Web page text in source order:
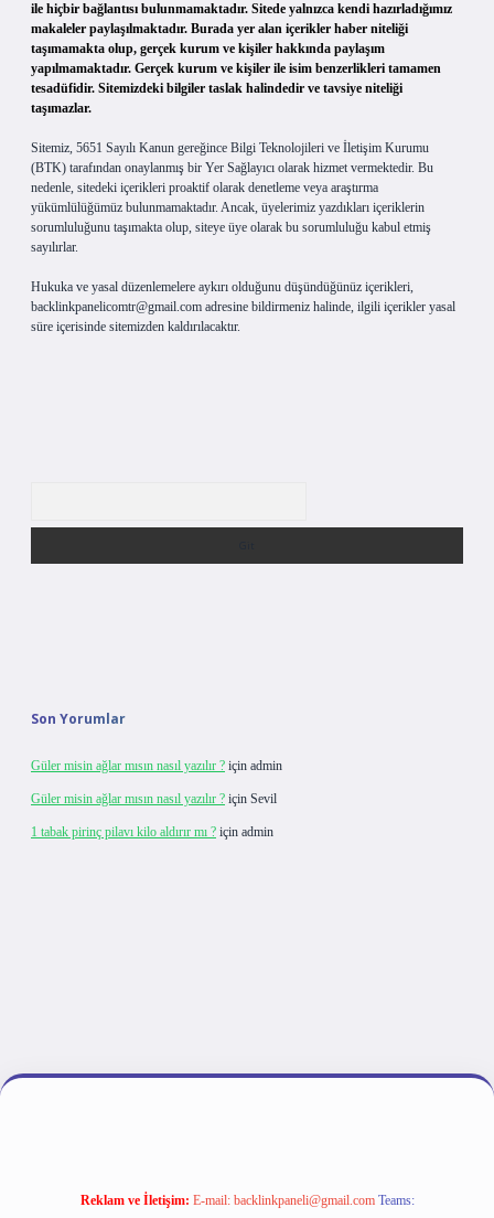
ile hiçbir bağlantısı bulunmamaktadır. Sitede yalnızca kendi hazırladığımız
makaleler paylaşılmaktadır. Burada yer alan içerikler haber niteliği
taşımamakta olup, gerçek kurum ve kişiler hakkında paylaşım
yapılmamaktadır. Gerçek kurum ve kişiler ile isim benzerlikleri tamamen
tesadüfidir. Sitemizdeki bilgiler taslak halindedir ve tavsiye niteliği
taşımazlar.
Sitemiz, 5651 Sayılı Kanun gereğince Bilgi Teknolojileri ve İletişim Kurumu
(BTK) tarafından onaylanmış bir Yer Sağlayıcı olarak hizmet vermektedir. Bu
nedenle, sitedeki içerikleri proaktif olarak denetleme veya araştırma
yükümlülüğümüz bulunmamaktadır. Ancak, üyelerimiz yazdıkları içeriklerin
sorumluluğunu taşımakta olup, siteye üye olarak bu sorumluluğu kabul etmiş
sayılırlar.
Hukuka ve yasal düzenlemelere aykırı olduğunu düşündüğünüz içerikleri,
backlinkpanelicomtr@gmail.com adresine bildirmeniz halinde, ilgili içerikler yasal
süre içerisinde sitemizden kaldırılacaktır.
Son Yorumlar
Güler misin ağlar mısın nasıl yazılır ? için admin
Güler misin ağlar mısın nasıl yazılır ? için Sevil
1 tabak pirinç pilavı kilo aldırır mı ? için admin
giriş
Reklam ve İletişim: E-mail: backlinkpaneli@gmail.com Teams: